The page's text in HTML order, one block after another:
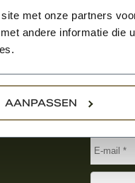
met onze partners
andere informatie die
AANPASSEN